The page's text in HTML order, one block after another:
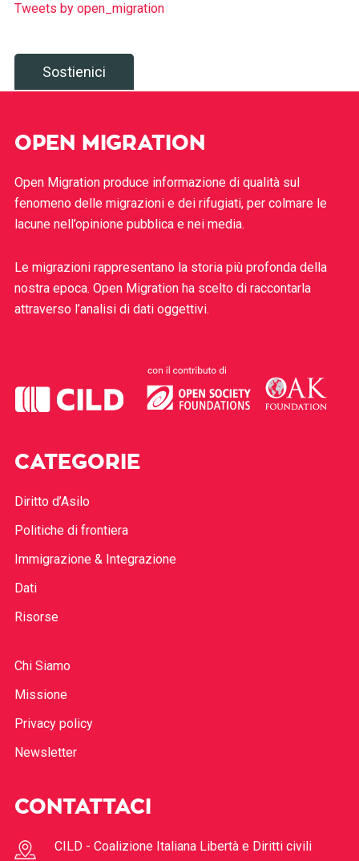
Tweets by open_migration
Sostienici
OPEN MIGRATION
Open Migration produce informazione di qualità sul
fenomeno delle migrazioni e dei rifugiati, per colmare le
lacune nell’opinione pubblica e nei media.
Le migrazioni rappresentano la storia più profonda della
nostra epoca. Open Migration ha scelto di raccontarla
attraverso l’analisi di dati oggettivi.
CATEGORIE
Diritto d’Asilo
Politiche di frontiera
Immigrazione & Integrazione
Dati
Risorse
Chi Siamo
Missione
Privacy policy
Newsletter
CONTATTACI
CILD - Coalizione Italiana Libertà e Diritti civili